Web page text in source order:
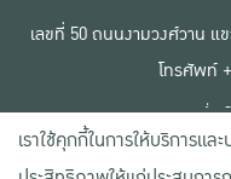
เลขที่ 50 ถนนงามวงศ์วาน แ
โทรศัพท์
เงื่อน
ข้อต
นโย
เราใช้คุกกี้ในการให้บริการแ